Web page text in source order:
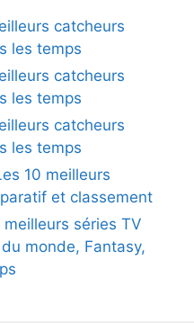
catcheurs
les temps
catcheurs
les temps
catcheurs
les temps
10 meilleurs
et classement
meilleurs séries TV
monde, Fantasy,